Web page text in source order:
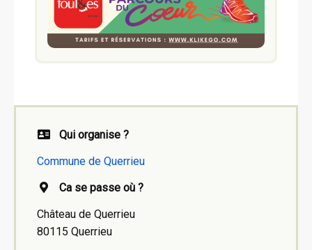
Qui organise ?
Commune de Querrieu
Ca se passe où ?
Château de Querrieu
80115 Querrieu